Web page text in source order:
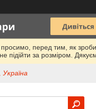
перед тим, як
за розміром.
Україна